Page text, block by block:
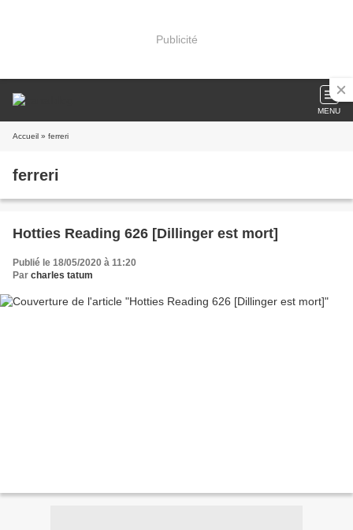
Publicité
MENU
Accueil » ferreri
ferreri
Hotties Reading 626 [Dillinger est mort]
Publié le 18/05/2020 à 11:20
Par charles tatum